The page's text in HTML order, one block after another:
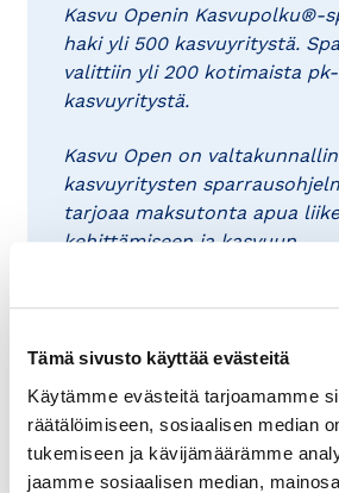
Tämä sivusto käyttää evästeitä
Käytämme evästeitä tarjoamamme
räätälöimiseen, sosiaalisen median
tukemiseen ja kävijämäärämme
jaamme sosiaalisen median,
Kasvu Openin Kasvupolku®-
haki yli 500 kasvuyritystä.
valittiin yli 200 kotimaista
kasvuyritystä.
Kasvu Open on
kasvuyritysten
tarjoaa maksutonta apua
kehittämiseen ja kasvuun.
Sparrausten teemoja ovat
kansainvälistyminen ja
Sparraajina toimivat
asiantuntijat. Kasvu Open Oy